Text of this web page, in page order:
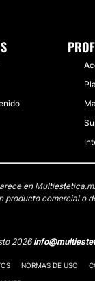
en
producto comercial o
2026
NORMAS DE USO